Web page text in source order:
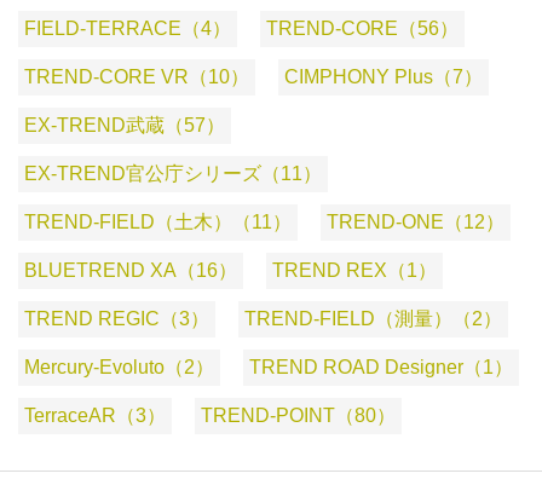
FIELD-TERRACE（4） TREND-CORE（56）
TREND-CORE VR（10） CIMPHONY Plus（7）
EX-TREND武蔵（57）
EX-TREND官公庁シリーズ（11）
TREND-FIELD（土木）（11） TREND-ONE（12）
BLUETREND XA（16） TREND REX（1）
TREND REGIC（3） TREND-FIELD（測量）（2）
Mercury-Evoluto（2） TREND ROAD Designer（1）
TerraceAR（3） TREND-POINT（80）